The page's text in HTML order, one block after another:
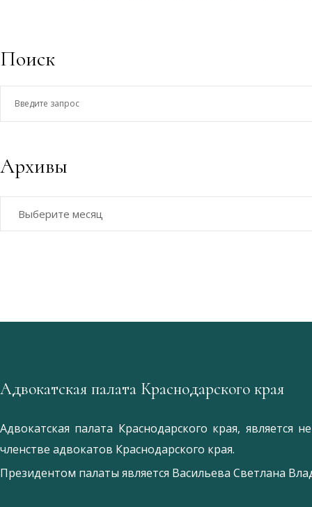
Поиск
Архивы
Адвокатская палата Краснодарского края
Адвокатская палата Краснодарского края, является
членстве адвокатов Краснодарского края.
Президентом палаты является Ваcильева Светлана